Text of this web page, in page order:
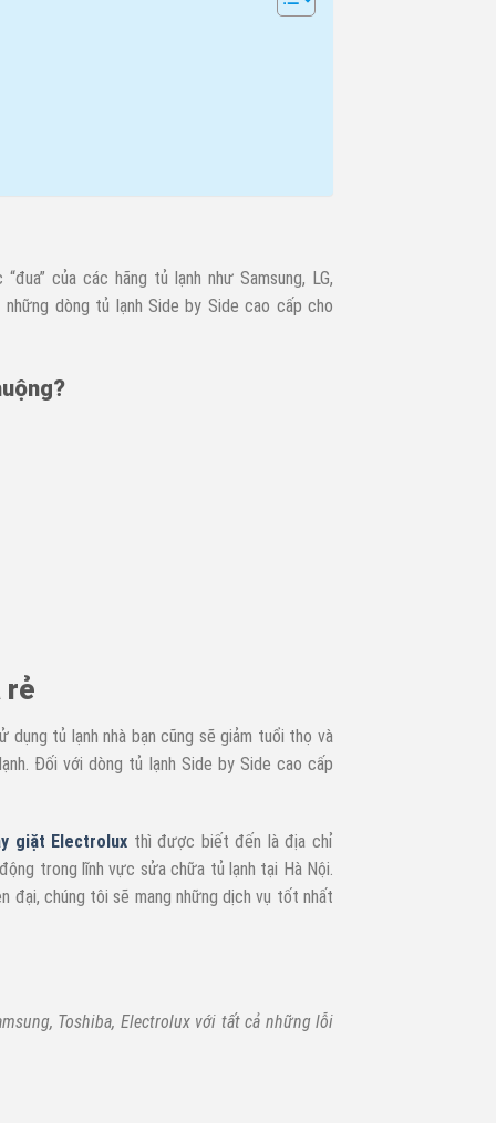
của các hãng tủ lạnh như Samsung, LG,
dòng tủ lạnh Side by Side cao cấp cho
rẻ
dụng tủ lạnh nhà bạn cũng sẽ giảm tuổi thọ và
Đối với dòng tủ lạnh Side by Side cao cấp
giặt Electrolux thì được biết đến là địa chỉ
trong lĩnh vực sửa chữa tủ lạnh tại Hà Nội.
đại, chúng tôi sẽ mang những dịch vụ tốt nhất
Toshiba, Electrolux với tất cả những lỗi